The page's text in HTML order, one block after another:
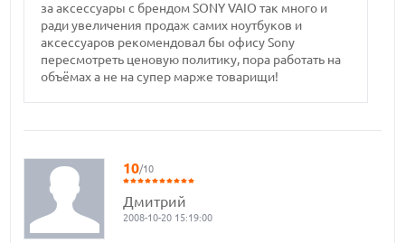
за аксессуары с брендом SONY VAIO так много и
ради увеличения продаж самих ноутбуков и
аксессуаров рекомендовал бы офису Sony
пересмотреть ценовую политику, пора работать на
объёмах а не на супер марже товарищи!
10/10
Дмитрий
2008-10-20 15:19:00